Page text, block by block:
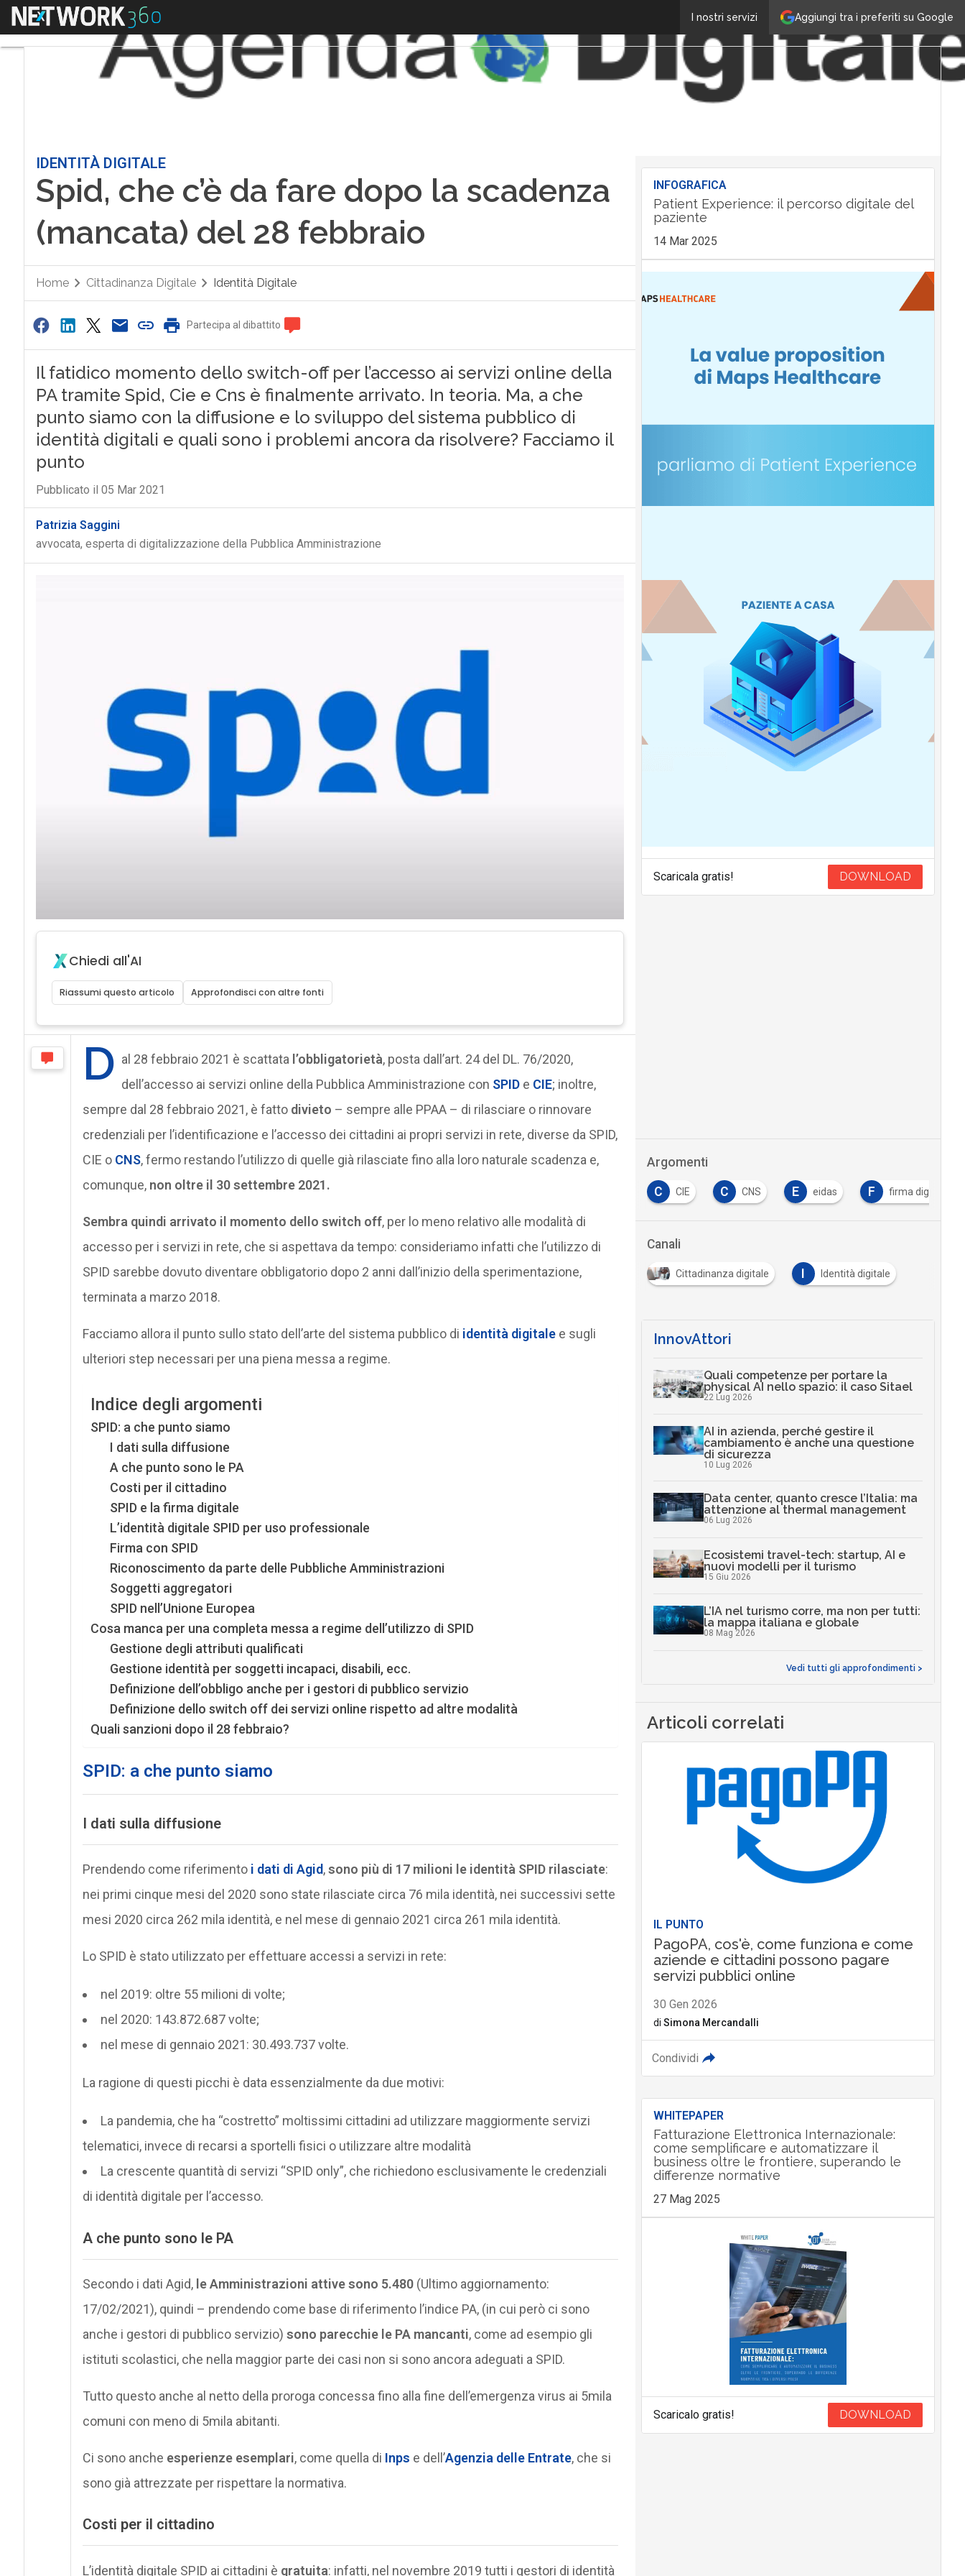
Aggiungi tra i preferiti su Google
I nostri servizi
Menu
IDENTITÀ DIGITALE
Spid, che c’è da fare dopo la scadenza
(mancata) del 28 febbraio
Home Cittadinanza Digitale Identità Digitale
Partecipa al dibattito
Il fatidico momento dello switch-off per l’accesso ai servizi online della
PA tramite Spid, Cie e Cns è finalmente arrivato. In teoria. Ma, a che
punto siamo con la diffusione e lo sviluppo del sistema pubblico di
identità digitali e quali sono i problemi ancora da risolvere? Facciamo il
punto
Pubblicato il 05 Mar 2021
Patrizia Saggini
avvocata, esperta di digitalizzazione della Pubblica Amministrazione
Chiedi all'AI
Riassumi questo articolo Approfondisci con altre fonti
D al 28 febbraio 2021 è scattata l’obbligatorietà, posta dall’art. 24 del DL. 76/2020,
dell’accesso ai servizi online della Pubblica Amministrazione con SPIDe CIE; inoltre,
sempre dal 28 febbraio 2021, è fatto divieto – sempre alle PPAA – di rilasciare o rinnovare
credenziali per l’identificazione e l’accesso dei cittadini ai propri servizi in rete, diverse da SPID,
CIE o CNS, fermo restando l’utilizzo di quelle già rilasciate fino alla loro naturale scadenza e,
comunque, non oltre il 30 settembre 2021.
Sembra quindi arrivato il momento dello switch off, per lo meno relativo alle modalità di
accesso per i servizi in rete, che si aspettava da tempo: consideriamo infatti che l’utilizzo di
SPID sarebbe dovuto diventare obbligatorio dopo 2 anni dall’inizio della sperimentazione,
terminata a marzo 2018.
Facciamo allora il punto sullo stato dell’arte del sistema pubblico di identità digitalee sugli
ulteriori step necessari per una piena messa a regime.
Indice degli argomenti
SPID: a che punto siamo
I dati sulla diffusione
A che punto sono le PA
Costi per il cittadino
SPID e la firma digitale
L’identità digitale SPID per uso professionale
Firma con SPID
Riconoscimento da parte delle Pubbliche Amministrazioni
Soggetti aggregatori
SPID nell’Unione Europea
Cosa manca per una completa messa a regime dell’utilizzo di SPID
Gestione degli attributi qualificati
Gestione identità per soggetti incapaci, disabili, ecc.
Definizione dell’obbligo anche per i gestori di pubblico servizio
Definizione dello switch off dei servizi online rispetto ad altre modalità
Quali sanzioni dopo il 28 febbraio?
SPID: a che punto siamo
I dati sulla diffusione
Prendendo come riferimentoi dati di Agid,sono più di 17 milioni le identità SPID rilasciate:
nei primi cinque mesi del 2020 sono state rilasciate circa 76 mila identità, nei successivi sette
mesi 2020 circa 262 mila identità, e nel mese di gennaio 2021 circa 261 mila identità.
Lo SPID è stato utilizzato per effettuare accessi a servizi in rete:
nel 2019: oltre 55 milioni di volte;
nel 2020: 143.872.687 volte;
nel mese di gennaio 2021: 30.493.737 volte.
La ragione di questi picchi è data essenzialmente da due motivi:
La pandemia, che ha “costretto” moltissimi cittadini ad utilizzare maggiormente servizi
telematici, invece di recarsi a sportelli fisici o utilizzare altre modalità
La crescente quantità di servizi “SPID only”, che richiedono esclusivamente le credenziali
di identità digitale per l’accesso.
A che punto sono le PA
Secondo i dati Agid, le Amministrazioni attive sono 5.480(Ultimo aggiornamento:
17/02/2021), quindi – prendendo come base di riferimento l’indice PA, (in cui però ci sono
anche i gestori di pubblico servizio) sono parecchie le PA mancanti, come ad esempio gli
istituti scolastici, che nella maggior parte dei casi non si sono ancora adeguati a SPID.
Tutto questo anche al netto della proroga concessa fino alla fine dell’emergenza virus ai 5mila
comuni con meno di 5mila abitanti.
Ci sono anche esperienze esemplari, come quella di Inps e dell’Agenzia delle Entrate, che si
sono già attrezzate per rispettare la normativa.
Costi per il cittadino
L’identità digitale SPID ai cittadini è gratuita: infatti, nel novembre 2019 tutti i gestori di identità
INFOGRAFICA
Patient Experience: il percorso digitale del
paziente
14 Mar 2025
Scaricala gratis! DOWNLOAD
Argomenti
C CIE C CNS E eidas F firma digitale
Canali
Cittadinanza digitale Identità digitale
InnovAttori
Quali competenze per portare la
physical AI nello spazio: il caso Sitael
22 Lug 2026
AI in azienda, perché gestire il
cambiamento è anche una questione
di sicurezza
10 Lug 2026
Data center, quanto cresce l’Italia: ma
attenzione al thermal management
06 Lug 2026
Ecosistemi travel-tech: startup, AI e
nuovi modelli per il turismo
15 Giu 2026
L’IA nel turismo corre, ma non per tutti:
la mappa italiana e globale
08 Mag 2026
Vedi tutti gli approfondimenti >
Articoli correlati
IL PUNTO
PagoPA, cos'è, come funziona e come
aziende e cittadini possono pagare
servizi pubblici online
30 Gen 2026
di Simona Mercandalli
Condividi
WHITEPAPER
Fatturazione Elettronica Internazionale:
come semplificare e automatizzare il
business oltre le frontiere, superando le
differenze normative
27 Mag 2025
Scaricalo gratis! DOWNLOAD